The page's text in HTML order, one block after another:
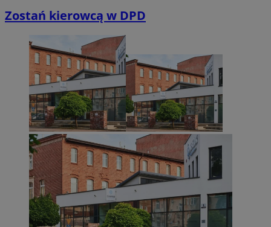
Zostań kierowcą w DPD